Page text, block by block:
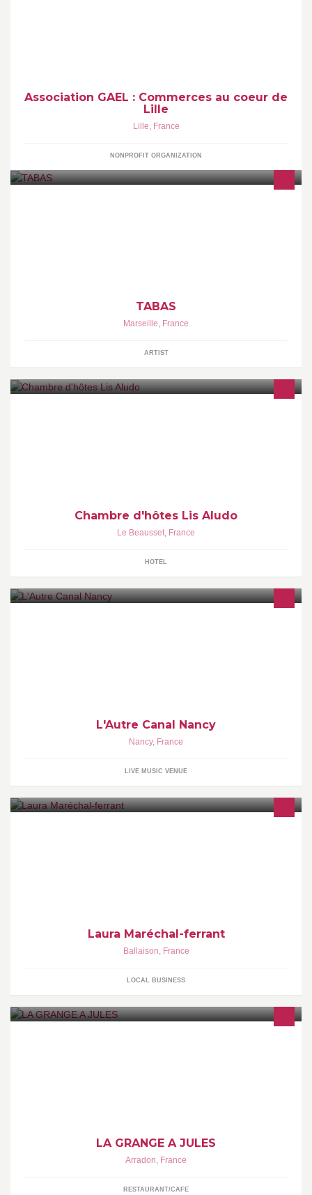
Association GAEL : Commerces au coeur de
Lille
Lille, France
NONPROFIT ORGANIZATION
TABAS
Marseille, France
ARTIST
Chambre d'hôtes Lis Aludo
Le Beausset, France
HOTEL
L'Autre Canal Nancy
Nancy, France
LIVE MUSIC VENUE
Laura Maréchal-ferrant
Ballaison, France
LOCAL BUSINESS
LA GRANGE A JULES
Arradon, France
RESTAURANT/CAFE